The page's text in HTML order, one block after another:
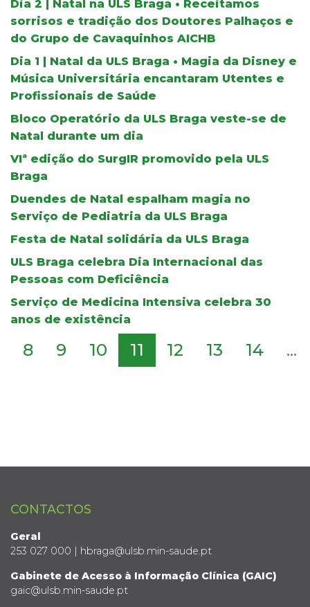
Dia 2 | Natal na ULS Braga • Receitamos
sorrisos e tradição dos Doutores Palhaços e
do Grupo de Cavaquinhos AICHB
Dia 1 | Natal da ULS Braga • Magia da Disney e
Música Universitária encantaram Utentes e
Profissionais de Saúde
Bloco Operatório da ULS Braga veste-se de
Natal durante um dia
VIª edição do SurgIR promovido pela ULS
Braga
Duendes de Natal espalham magia no
Serviço de Pediatria da ULS Braga
Festa de Natal solidária da ULS Braga
ULS Braga celebra Dia Internacional das
Pessoas com Deficiência
Serviço de Medicina Intensiva celebra 30
anos de existência
8 9 10 11 12 13 14 ...
CONTACTOS
Geral
253 027 000 | hbraga@ulsb.min-saude.pt
Gabinete de Acesso à Informação Clínica (GAIC)
gaic@ulsb.min-saude.pt